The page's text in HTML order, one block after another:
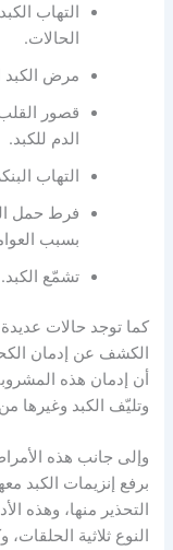
التهاب
الحالات.
مرض الكبد
قصور
الدم للكبد.
التهاب
فرط حمل
بسبب
تشمّع الكبد.
الكشف عن إدمان
أن إدمان هذه
وتليّف الكبد وغيرها
وإلى جانب هذه
برفع إنزيمات الكبد
التحذير منها، وهذه
النوع ثلاثية